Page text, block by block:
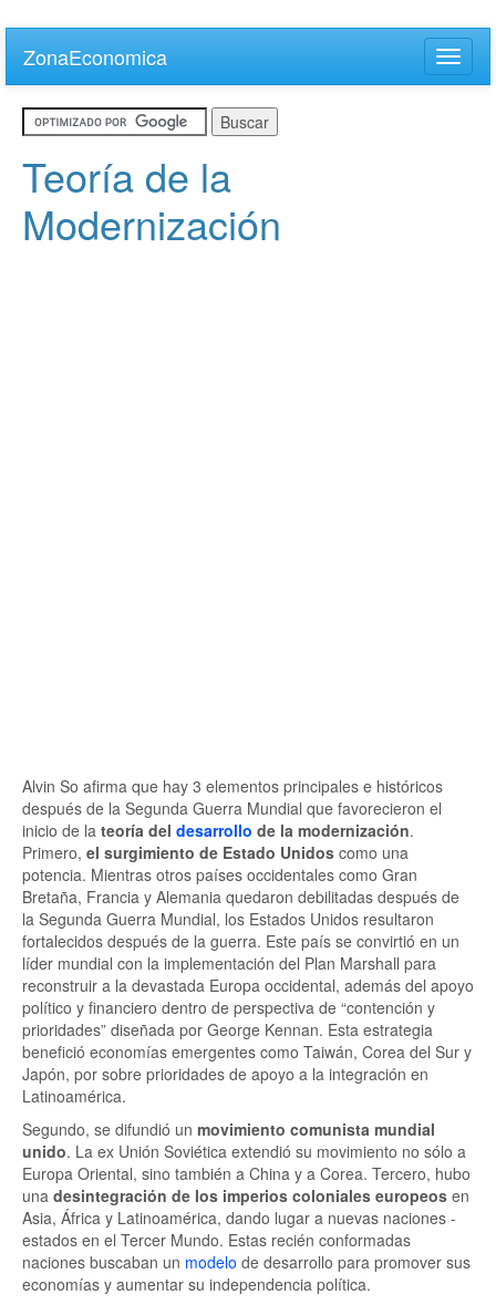
main
content
ZonaEconomica
Toggle
Teoría de la
Modernización
Alvin So afirma que hay 3 elementos principales e históricos
después de la Segunda Guerra Mundial que favorecieron el
inicio de la teoría del desarrollo de la modernización.
Primero, el surgimiento de Estado Unidos como una
potencia. Mientras otros países occidentales como Gran
Bretaña, Francia y Alemania quedaron debilitadas después de
la Segunda Guerra Mundial, los Estados Unidos resultaron
fortalecidos después de la guerra. Este país se convirtió en un
líder mundial con la implementación del Plan Marshall para
reconstruir a la devastada Europa occidental, además del apoyo
político y financiero dentro de perspectiva de “contención y
prioridades” diseñada por George Kennan. Esta estrategia
benefició economías emergentes como Taiwán, Corea del Sur y
Japón, por sobre prioridades de apoyo a la integración en
Latinoamérica.
Segundo, se difundió un movimiento comunista mundial
unido. La ex Unión Soviética extendió su movimiento no sólo a
Europa Oriental, sino también a China y a Corea. Tercero, hubo
una desintegración de los imperios coloniales europeos en
Asia, África y Latinoamérica, dando lugar a nuevas naciones -
estados en el Tercer Mundo. Estas recién conformadas
naciones buscaban un modelo de desarrollo para promover sus
economías y aumentar su independencia política.